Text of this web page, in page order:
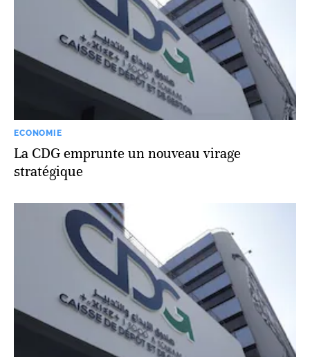
ECONOMIE
La CDG emprunte un nouveau virage
stratégique